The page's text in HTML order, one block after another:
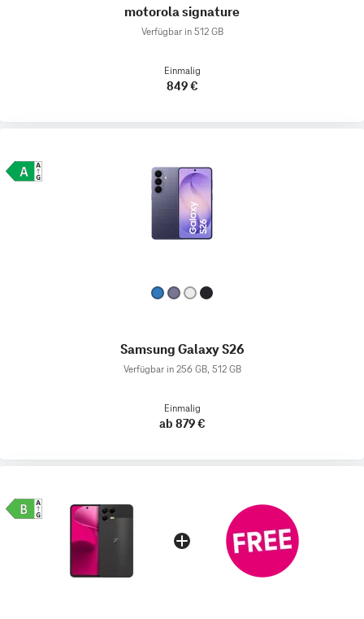
motorola signature
Verfügbar in 512 GB
Einmalig
849 €
Samsung Galaxy S26
Verfügbar in 256 GB, 512 GB
Einmalig
ab 879 €